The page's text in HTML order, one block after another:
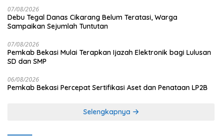
07/08/2026
Debu Tegal Danas Cikarang Belum Teratasi, Warga
Sampaikan Sejumlah Tuntutan
07/08/2026
Pemkab Bekasi Mulai Terapkan Ijazah Elektronik bagi Lulusan
SD dan SMP
06/08/2026
Pemkab Bekasi Percepat Sertifikasi Aset dan Penataan LP2B
Selengkapnya